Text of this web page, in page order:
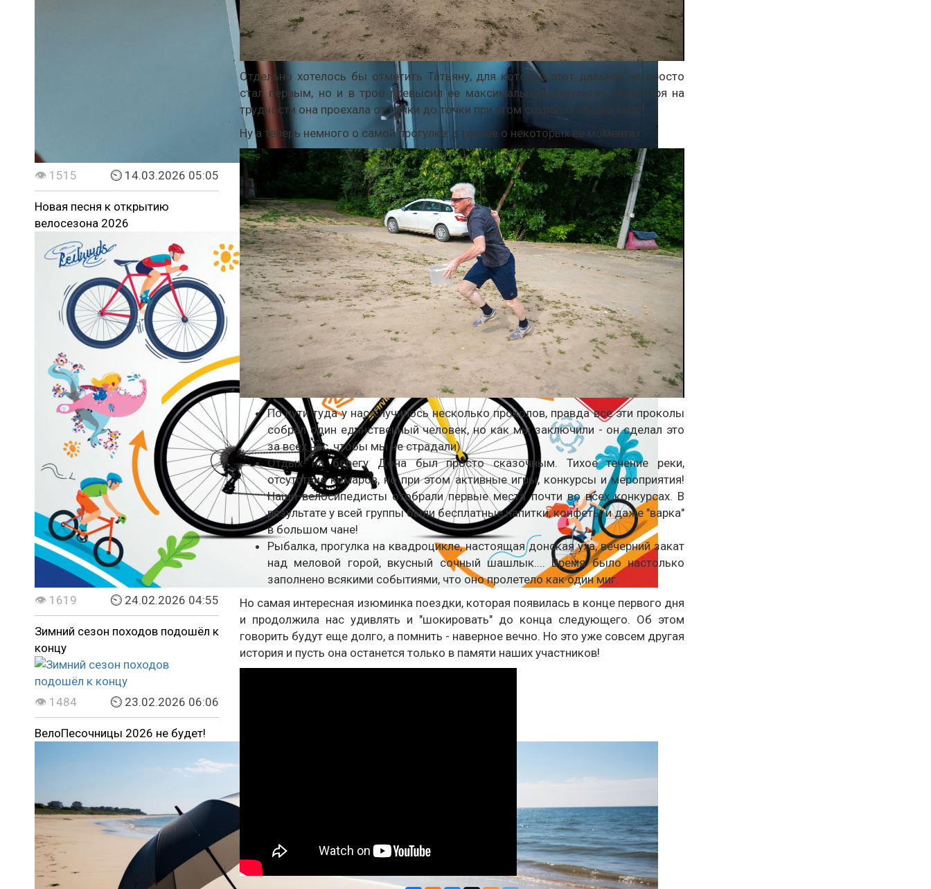
👁 1515 ⏲ 14.03.2026 05:05
Новая песня к открытию
велосезона 2026
👁 1619 ⏲ 24.02.2026 04:55
Зимний сезон походов подошёл к
концу
👁 1484 ⏲ 23.02.2026 06:06
ВелоПесочницы 2026 не будет!
Отдельно хотелось бы отметить Татьяну, для которой этот дальняк не просто
стал первым, но и в трое превысил ее максимальный результат. Несмотря на
трудности она проехала от точки до точки при этом сохраняя общий темп!
Ну а теперь немного о самой прогулке, а точнее о некоторых ее моментах:
По пути туда у нас случилось несколько проколов, правда все эти проколы
собрал один единственный человек, но как мы заключили - он сделал это
за всех нас, чтобы мы не страдали)
Отдых на берегу Дона был просто сказочным. Тихое течение реки,
отсутствие комаров, но при этом активные игры, конкурсы и мероприятия!
Наши велосипедисты отобрали первые места почти во всех конкурсах. В
результате у всей группы были бесплатные напитки, конфеты и даже "варка"
в большом чане!
Рыбалка, прогулка на квадроцикле, настоящая донская уха, вечерний закат
над меловой горой, вкусный сочный шашлык.... Время было настолько
заполнено всякими событиями, что оно пролетело как один миг.
Но самая интересная изюминка поездки, которая появилась в конце первого дня
и продолжила нас удивлять и "шокировать" до конца следующего. Об этом
говорить будут еще долго, а помнить - наверное вечно. Но это уже совсем другая
история и пусть она останется только в памяти наших участников!